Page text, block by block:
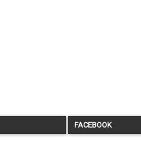
FACEBOOK